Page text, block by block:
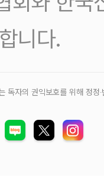
니다.
독자의 권익보호를 위해 정